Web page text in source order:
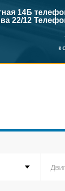
14Б
22/12
к